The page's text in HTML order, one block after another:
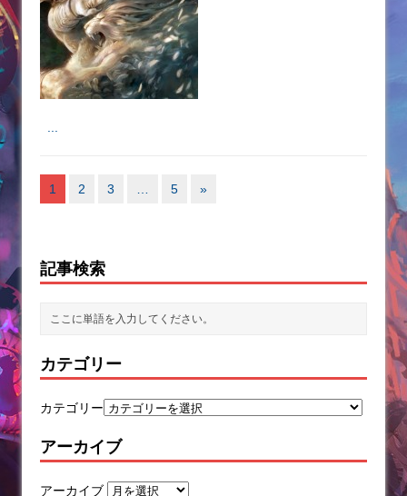
1 2 3 5 »
記事検索
カテゴリー
カテゴリー
アーカイブ
アーカイブ